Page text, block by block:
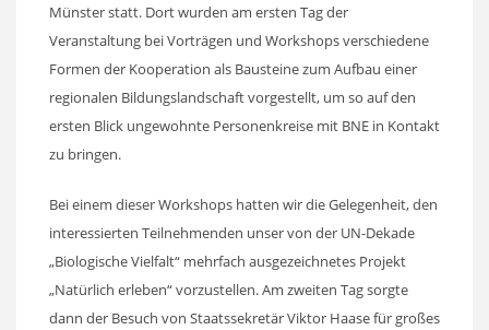
Münster statt. Dort wurden am ersten Tag der
Veranstaltung bei Vorträgen und Workshops verschiedene
Formen der Kooperation als Bausteine zum Aufbau einer
regionalen Bildungslandschaft vorgestellt, um so auf den
ersten Blick ungewohnte Personenkreise mit BNE in Kontakt
zu bringen.
Bei einem dieser Workshops hatten wir die Gelegenheit, den
interessierten Teilnehmenden unser von der UN-Dekade
„Biologische Vielfalt“ mehrfach ausgezeichnetes Projekt
„Natürlich erleben“ vorzustellen. Am zweiten Tag sorgte
dann der Besuch von Staatssekretär Viktor Haase für großes